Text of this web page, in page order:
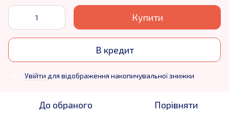
Купити
В кредит
Увійти для відображення накопичувальної знижки
До обраного Порівняти